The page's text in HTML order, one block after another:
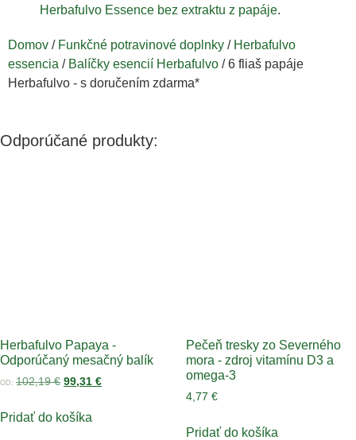
Herbafulvo Essence bez extraktu z papáje.
Domov / Funkčné potravinové doplnky / Herbafulvo
essencia / Balíčky esencií Herbafulvo / 6 fliaš papáje
Herbafulvo - s doručením zdarma*
Odporúčané produkty:
Herbafulvo Papaya -
Odporúčaný mesačný balík
OD: 102,19€ 99,31 €
Pridať do košíka
Pečeň tresky zo Severného
mora - zdroj vitamínu D3 a
omega-3
4,77 €
Pridať do košíka